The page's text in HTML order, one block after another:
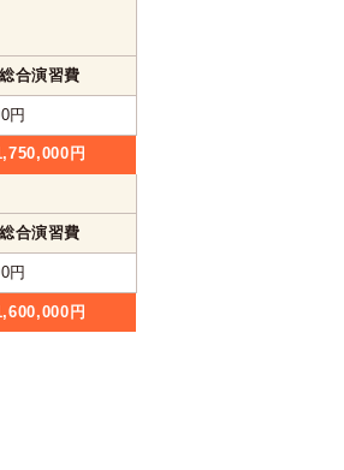
総合演習費
円
円
総合演習費
円
円